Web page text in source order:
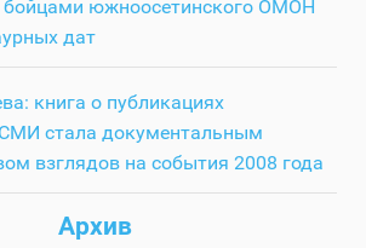
бойцами южноосетинского ОМОН
дат
книга о публикациях
стала документальным
взглядов на события 2008 года
Архив